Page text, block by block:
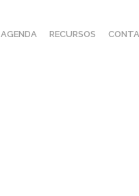
AGENDA RECURSOS